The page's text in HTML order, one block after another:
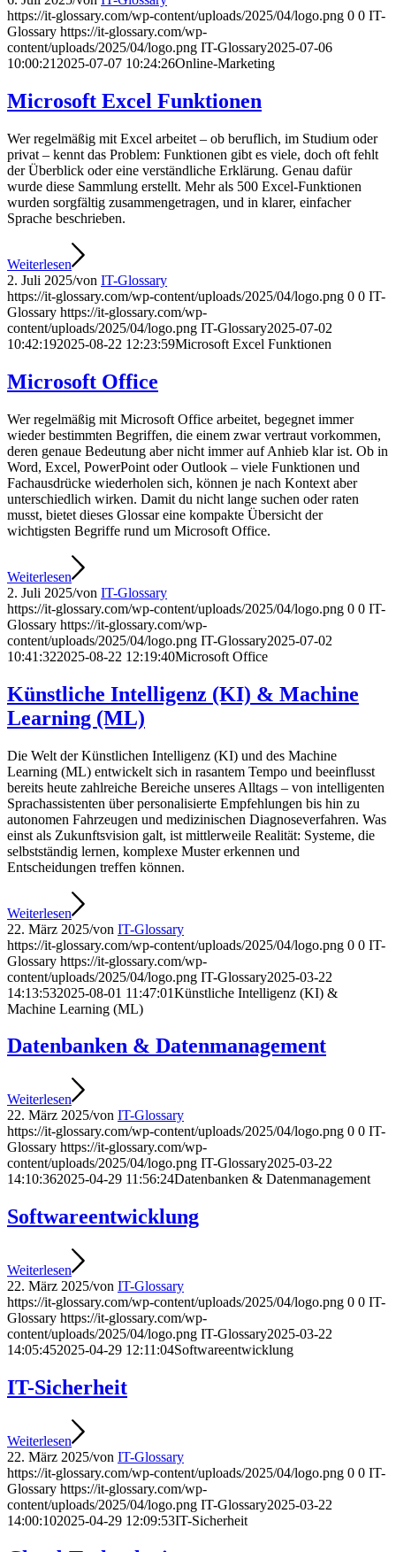
https://it-glossary.com/wp-content/uploads/2025/04/logo.png 0 0 IT-
Glossary https://it-glossary.com/wp-
content/uploads/2025/04/logo.png IT-Glossary2025-07-06
10:00:21 2025-07-07 10:24:26Online-Marketing
Microsoft Excel Funktionen
Wer regelmäßig mit Excel arbeitet – ob beruflich, im Studium oder
privat – kennt das Problem: Funktionen gibt es viele, doch oft fehlt
der Überblick oder eine verständliche Erklärung. Genau dafür
wurde diese Sammlung erstellt. Mehr als 500 Excel-Funktionen
wurden sorgfältig zusammengetragen, und in klarer, einfacher
Sprache beschrieben.
Weiterlesen
2. Juli 2025/von IT-Glossary
https://it-glossary.com/wp-content/uploads/2025/04/logo.png 0 0 IT-
Glossary https://it-glossary.com/wp-
content/uploads/2025/04/logo.png IT-Glossary2025-07-02
10:42:192025-08-22 12:23:59Microsoft Excel Funktionen
Microsoft Office
Wer regelmäßig mit Microsoft Office arbeitet, begegnet immer
wieder bestimmten Begriffen, die einem zwar vertraut vorkommen,
deren genaue Bedeutung aber nicht immer auf Anhieb klar ist. Ob in
Word, Excel, PowerPoint oder Outlook – viele Funktionen und
Fachausdrücke wiederholen sich, können je nach Kontext aber
unterschiedlich wirken. Damit du nicht lange suchen oder raten
musst, bietet dieses Glossar eine kompakte Übersicht der
wichtigsten Begriffe rund um Microsoft Office.
Weiterlesen
2. Juli 2025/von IT-Glossary
https://it-glossary.com/wp-content/uploads/2025/04/logo.png 0 0 IT-
Glossary https://it-glossary.com/wp-
content/uploads/2025/04/logo.png IT-Glossary2025-07-02
10:41:322025-08-22 12:19:40Microsoft Office
Künstliche Intelligenz (KI) & Machine
Learning (ML)
Die Welt der Künstlichen Intelligenz (KI) und des Machine
Learning (ML) entwickelt sich in rasantem Tempo und beeinflusst
bereits heute zahlreiche Bereiche unseres Alltags – von intelligenten
Sprachassistenten über personalisierte Empfehlungen bis hin zu
autonomen Fahrzeugen und medizinischen Diagnoseverfahren. Was
einst als Zukunftsvision galt, ist mittlerweile Realität: Systeme, die
selbstständig lernen, komplexe Muster erkennen und
Entscheidungen treffen können.
Weiterlesen
22. März 2025/von IT-Glossary
https://it-glossary.com/wp-content/uploads/2025/04/logo.png 0 0 IT-
Glossary https://it-glossary.com/wp-
content/uploads/2025/04/logo.png IT-Glossary2025-03-22
14:13:532025-08-01 11:47:01Künstliche Intelligenz (KI) &
Machine Learning (ML)
Datenbanken & Datenmanagement
Weiterlesen
22. März 2025/von IT-Glossary
https://it-glossary.com/wp-content/uploads/2025/04/logo.png 0 0 IT-
Glossary https://it-glossary.com/wp-
content/uploads/2025/04/logo.png IT-Glossary2025-03-22
14:10:362025-04-29 11:56:24Datenbanken & Datenmanagement
Softwareentwicklung
Weiterlesen
22. März 2025/von IT-Glossary
https://it-glossary.com/wp-content/uploads/2025/04/logo.png 0 0 IT-
Glossary https://it-glossary.com/wp-
content/uploads/2025/04/logo.png IT-Glossary2025-03-22
14:05:452025-04-29 12:11:04Softwareentwicklung
IT-Sicherheit
Weiterlesen
22. März 2025/von IT-Glossary
https://it-glossary.com/wp-content/uploads/2025/04/logo.png 0 0 IT-
Glossary https://it-glossary.com/wp-
content/uploads/2025/04/logo.png IT-Glossary2025-03-22
14:00:102025-04-29 12:09:53IT-Sicherheit